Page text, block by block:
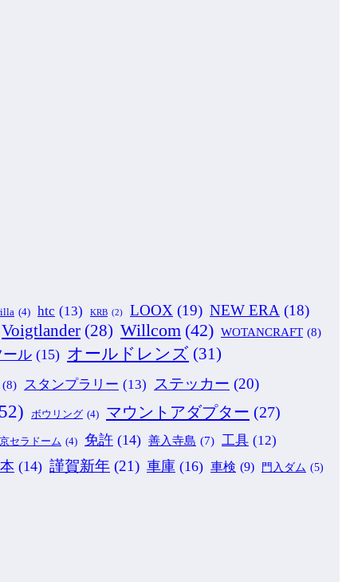
(4) htc (13) KRB (2) LOOX (19) NEW ERA (18)
Voigtlander (28) Willcom (42) WOTANCRAFT (8)
ール (15) オールドレンズ (31)
(8) スタンプラリー (13) ステッカー (20)
ボウリング (4) マウントアダプター (27)
京セラドーム (4) 免許 (14) 善入寺島 (7) 工具 (12)
(14) 謹賀新年 (21) 車庫 (16) 車検 (9) 門入ダム (5)